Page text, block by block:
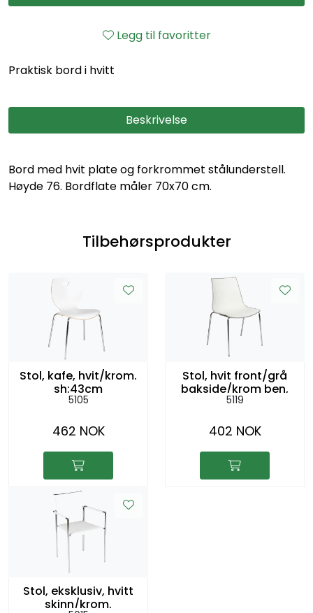
Legg til favoritter
Praktisk bord i hvitt
Beskrivelse
Bord med hvit plate og forkrommet stålunderstell.
Høyde 76. Bordflate måler 70x70 cm.
Tilbehørsprodukter
Stol, kafe, hvit/krom.
sh:43cm
5105
462 NOK
Stol, hvit front/grå
bakside/krom ben,
sh:45cm
5119
402 NOK
Stol, eksklusiv, hvitt
skinn/krom.